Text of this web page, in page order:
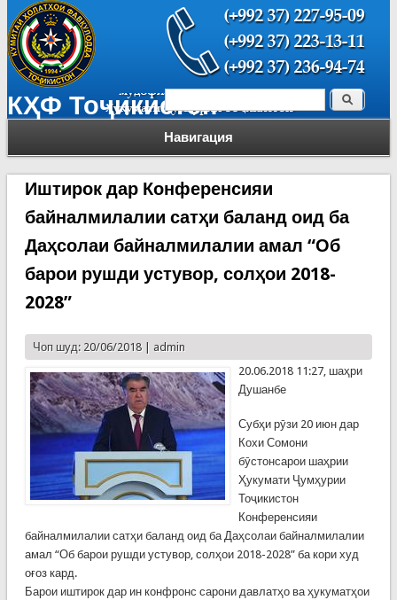
КҲФ Тоҷикистон
Навигация
Форма поиска Поиск
Иштирок дар Конференсияи
байналмилалии сатҳи баланд оид ба
Даҳсолаи байналмилалии амал “Об
барои рушди устувор, солҳои 2018-
2028”
Чоп шуд: 20/06/2018 | admin
20.06.2018 11:27, шаҳри
Душанбе
Субҳи рӯзи 20 июн дар
Кохи Сомони
бӯстонсарои шаҳрии
Ҳукумати Ҷумҳурии
Тоҷикистон
Конференсияи
байналмилалии сатҳи баланд оид ба Даҳсолаи байналмилалии
амал “Об барои рушди устувор, солҳои 2018-2028” ба кори худ
оғоз кард.
Барои иштирок дар ин конфронс сарони давлатҳо ва ҳукуматҳои